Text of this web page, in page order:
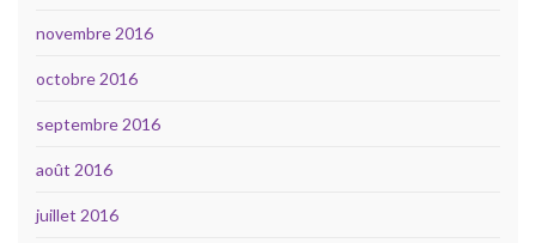
novembre 2016
octobre 2016
septembre 2016
août 2016
juillet 2016